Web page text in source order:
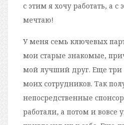
с этим я хочу работать, а с
мечтаю!
У меня семь ключевых
мои старые знакомые,
мой лучший друг. Еще
моих сотрудников. Так
непосредственные
работали, а потом и вовсе